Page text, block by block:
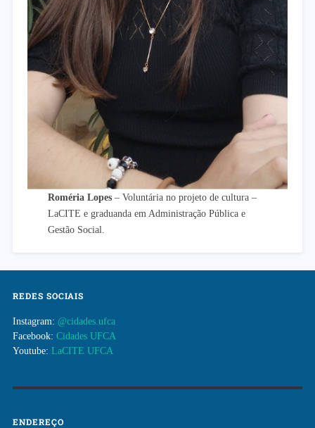
Roméria Lopes – Voluntária no projeto de cultura –
LaCITE e graduanda em Administração Pública e
Gestão Social.
REDES SOCIAIS
Instagram: @cidades.ufca
Facebook: Cidades UFCA
Youtube: LaCITE UFCA
ENDEREÇO